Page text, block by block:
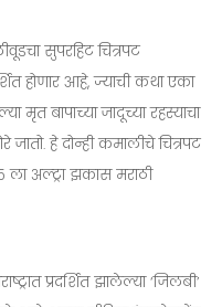
सुपरहिट चित्रपट
होणार आहे, ज्याची कथा एका
मृत बापाच्या जादूच्या रहस्याचा
हे दोन्ही कमालीचे चित्रपट
ला अल्ट्रा झकास मराठी
प्रदर्शित झालेल्या ‘जिलबी’